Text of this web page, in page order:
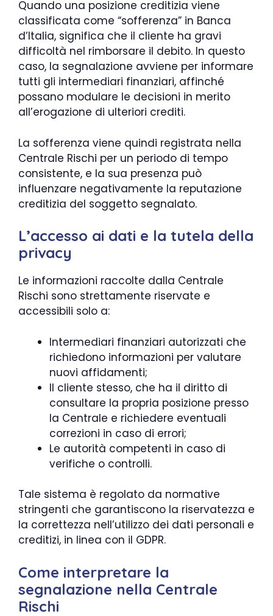
Quando una posizione creditizia viene
classificata come “sofferenza” in Banca
d’Italia, significa che il cliente ha gravi
difficoltà nel rimborsare il debito. In questo
caso, la segnalazione avviene per informare
tutti gli intermediari finanziari, affinché
possano modulare le decisioni in merito
all’erogazione di ulteriori crediti.
La sofferenza viene quindi registrata nella
Centrale Rischi per un periodo di tempo
consistente, e la sua presenza può
influenzare negativamente la reputazione
creditizia del soggetto segnalato.
L’accesso ai dati e la tutela della
privacy
Le informazioni raccolte dalla Centrale
Rischi sono strettamente riservate e
accessibili solo a:
Intermediari finanziari autorizzati che
richiedono informazioni per valutare
nuovi affidamenti;
Il cliente stesso, che ha il diritto di
consultare la propria posizione presso
la Centrale e richiedere eventuali
correzioni in caso di errori;
Le autorità competenti in caso di
verifiche o controlli.
Tale sistema è regolato da normative
stringenti che garantiscono la riservatezza e
la correttezza nell’utilizzo dei dati personali e
creditizi, in linea con il GDPR.
Come interpretare la
segnalazione nella Centrale
Rischi